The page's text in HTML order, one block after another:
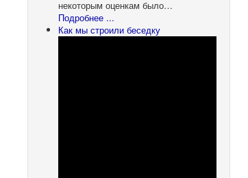
некоторым оценкам было…
Подробнее ...
Как мы строили беседку